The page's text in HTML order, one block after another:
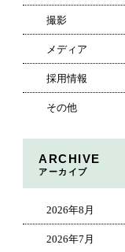
撮影
メディア
採用情報
その他
ARCHIVE
アーカイブ
2026年8月
2026年7月